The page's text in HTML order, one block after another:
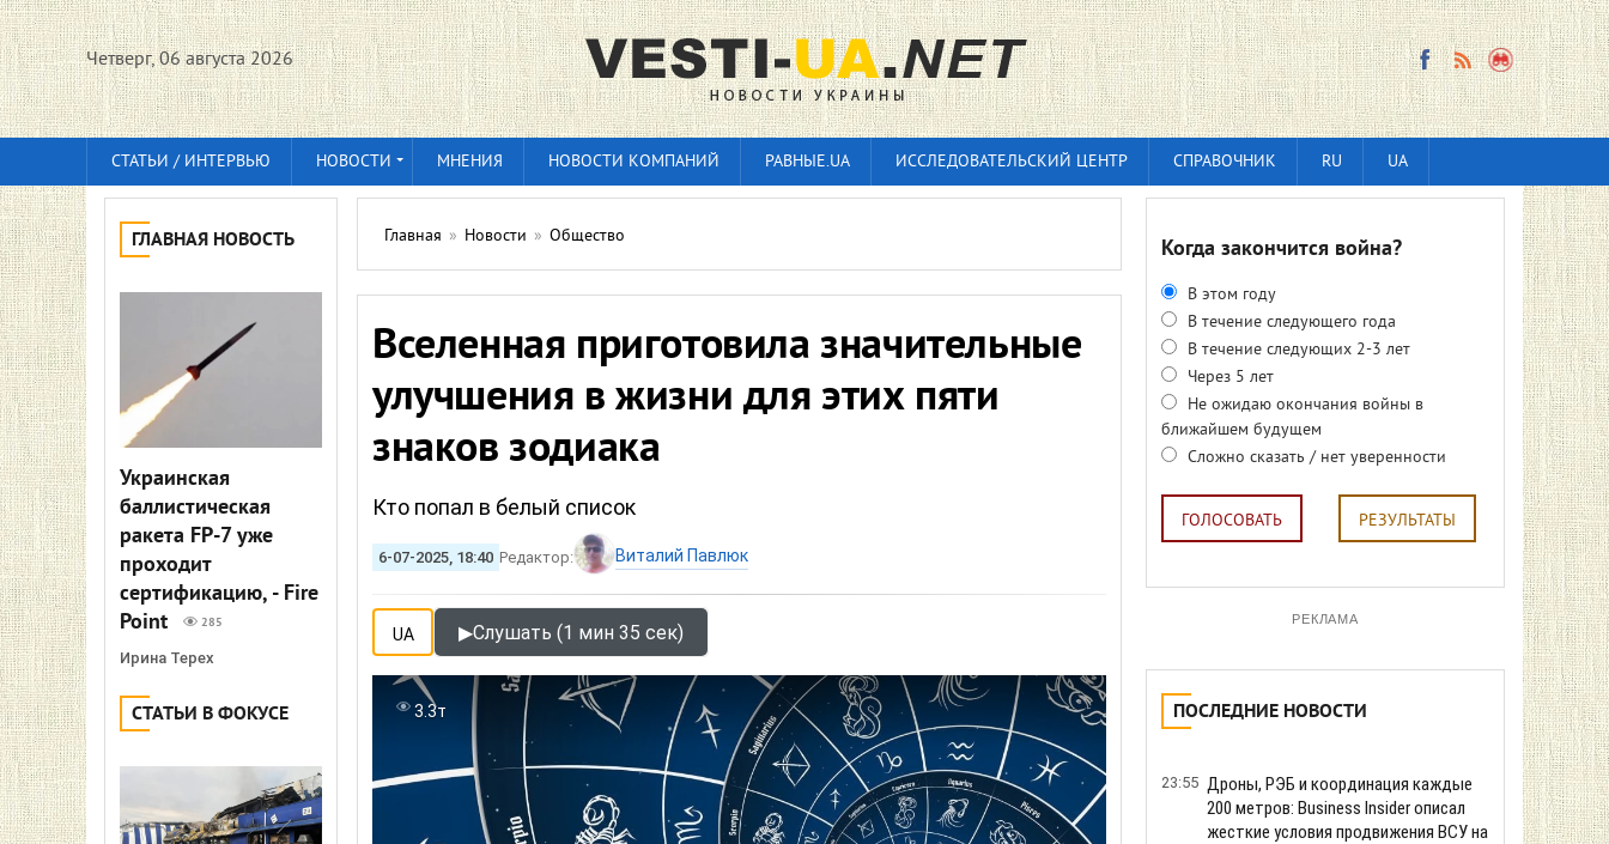
Четверг, 06 августа 2026
СТАТЬИ / ИНТЕРВЬЮ НОВОСТИ МНЕНИЯ НОВОСТИ КОМПАНИЙ РАВНЫЕ.UA ИССЛЕДОВАТЕЛЬСКИЙ ЦЕНТР СПРАВОЧНИК RU UA
ГЛАВНАЯ НОВОСТЬ
Украинская
баллистическая
ракета FP-7 уже
проходит
сертификацию, - Fire
Point
285
Ирина Терех
СТАТЬИ В ФОКУСЕ
Главная » Новости » Общество
Вселенная приготовила значительные
улучшения в жизни для этих пяти
знаков зодиака
Кто попал в белый список
6-07-2025, 18:40 Редактор: Виталий Павлюк
UA ▶Слушать (1 мин 35 сек)
3.3т
Когда закончится война?
В этом году
В течение следующего года
В течение следующих 2-3 лет
Через 5 лет
Не ожидаю окончания войны в
ближайшем будущем
Сложно сказать / нет уверенности
ГОЛОСОВАТЬ РЕЗУЛЬТАТЫ
РЕКЛАМА
ПОСЛЕДНИЕ НОВОСТИ
23:55 Дроны, РЭБ и координация каждые
200 метров: Business Insider описал
жесткие условия продвижения ВСУ на